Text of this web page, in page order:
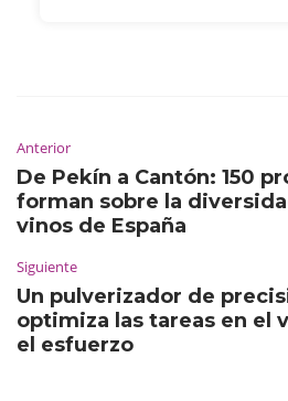
Anterior
De Pekín a Cantón: 150
forman sobre la
vinos de España
Siguiente
Un pulverizador de
optimiza las tareas en el
el esfuerzo